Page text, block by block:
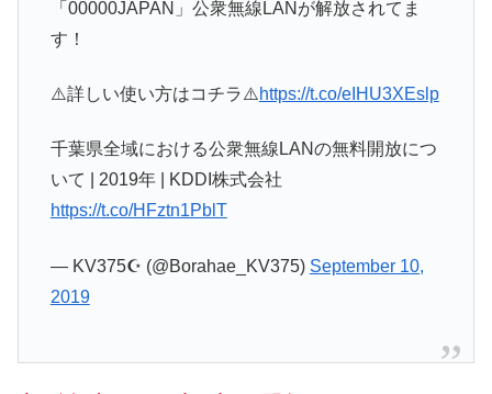
「00000JAPAN」公衆無線LANが解放されてま
す！
⚠️詳しい使い方はコチラ⚠️https://t.co/eIHU3XEslp
千葉県全域における公衆無線LANの無料開放につ
いて | 2019年 | KDDI株式会社
https://t.co/HFztn1PblT
— KV375☪︎ (@Borahae_KV375) September 10,
2019